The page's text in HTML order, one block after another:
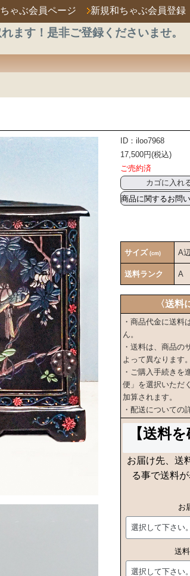
ゃぶ会員ページ 新規和ちゃぶ会員登録
ます！是非ご登録くださいませ。
ID：iloo7968
17,500円(税込)
ご売約済
商品に関するお問
サイズ (cm) A
送料ランク A